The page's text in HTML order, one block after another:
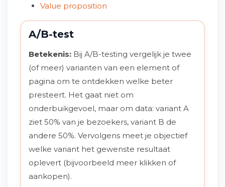
Value proposition
A/B-test
Betekenis: Bij A/B-testing vergelijk je twee
(of meer) varianten van een element of
pagina om te ontdekken welke beter
presteert. Het gaat niet om
onderbuikgevoel, maar om data: variant A
ziet 50% van je bezoekers, variant B de
andere 50%. Vervolgens meet je objectief
welke variant het gewenste resultaat
oplevert (bijvoorbeeld meer klikken of
aankopen).